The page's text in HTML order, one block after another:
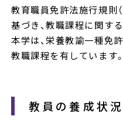
教育職員免許法施行規則
基づき、教職課程に関す
本学は、栄養教諭一種免
教職課程を有しています。
教員の養成状